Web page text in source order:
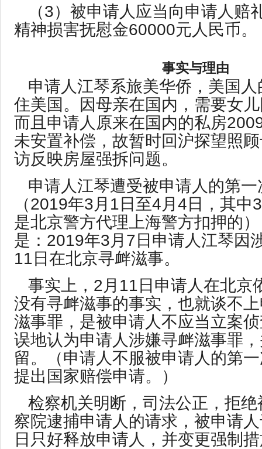
（3）被申请人应当向申请人赔
精神损害抚慰金60000元人民币。
事实与理由
申请人江琴系旅美华侨，美国
住美国。因母亲在国内，需要女
而且申请人原来在国内的私房
未安置补偿，故暂时回沪探望照
访反映房屋强拆问题。
申请人江琴遭受被申请人的第
（2019年3月1日至4月4日，其中
是北京警方代理上海警方扣押的
是：2019年3月7日申请人江琴因
11日在北京寻衅滋事。
事实上，2月11日申请人在北京
没有寻衅滋事的事实，也就谈不
滋事罪，是被申请人不应当立案
误地认为申请人涉嫌寻衅滋事罪
留。（申请人不服被申请人的第
提出国家赔偿申请。）
检察机关明断，司法公正，拒
察院逮捕申请人的请求，被申请
日只好释放申请人，并变更强制